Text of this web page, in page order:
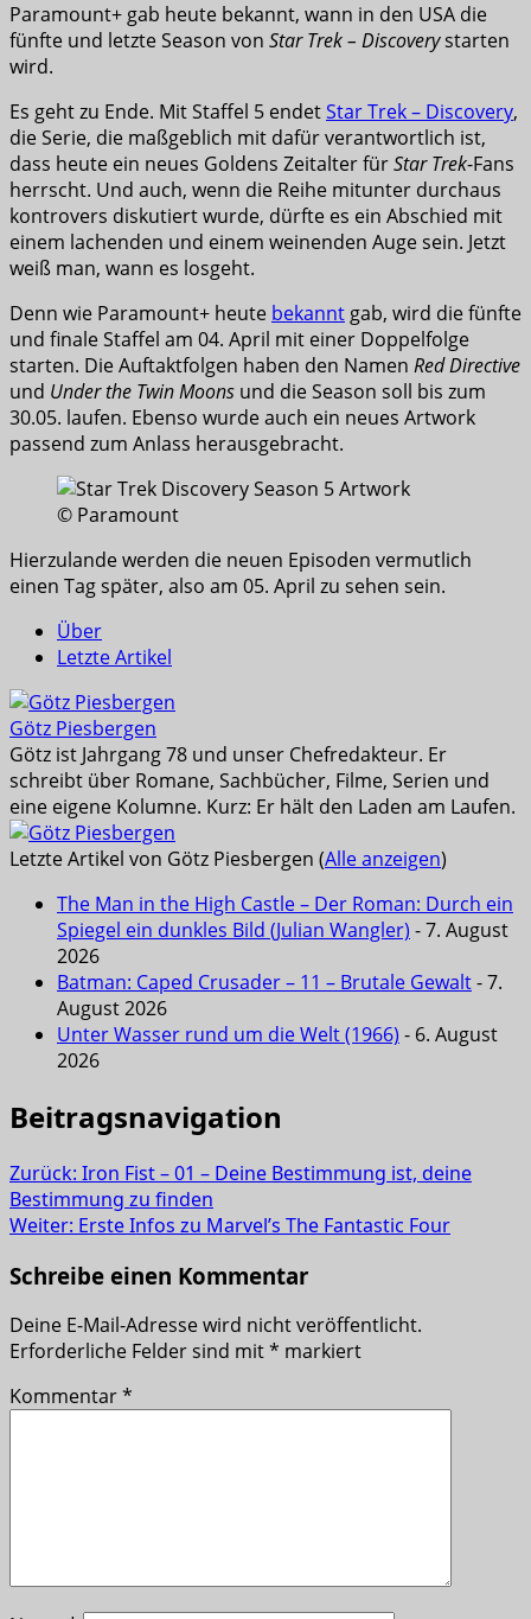
Paramount+ gab heute bekannt, wann in den USA die
fünfte und letzte Season von Star Trek – Discoverystarten
wird.
Es geht zu Ende. Mit Staffel 5 endetStar Trek – Discovery,
die Serie, die maßgeblich mit dafür verantwortlich ist,
dass heute ein neues Goldens Zeitalter fürStar Trek-Fans
herrscht. Und auch, wenn die Reihe mitunter durchaus
kontrovers diskutiert wurde, dürfte es ein Abschied mit
einem lachenden und einem weinenden Auge sein. Jetzt
weiß man, wann es losgeht.
Denn wie Paramount+ heute bekannt gab, wird die fünfte
und finale Staffel am 04. April mit einer Doppelfolge
starten. Die Auftaktfolgen haben den Namen Red Directive
und Under the Twin Moons und die Season soll bis zum
30.05. laufen. Ebenso wurde auch ein neues Artwork
passend zum Anlass herausgebracht.
© Paramount
Hierzulande werden die neuen Episoden vermutlich
einen Tag später, also am 05. April zu sehen sein.
Über
Letzte Artikel
Götz Piesbergen
Götz ist Jahrgang 78 und unser Chefredakteur. Er
schreibt über Romane, Sachbücher, Filme, Serien und
eine eigene Kolumne. Kurz: Er hält den Laden am Laufen.
Letzte Artikel von Götz Piesbergen (Alle anzeigen)
The Man in the High Castle – Der Roman: Durch ein
Spiegel ein dunkles Bild (Julian Wangler) - 7. August
2026
Batman: Caped Crusader – 11 – Brutale Gewalt- 7.
August 2026
Unter Wasser rund um die Welt (1966) - 6. August
2026
Beitragsnavigation
Zurück: Iron Fist – 01 – Deine Bestimmung ist, deine
Bestimmung zu finden
Weiter: Erste Infos zu Marvel’s The Fantastic Four
Schreibe einen Kommentar
Deine E-Mail-Adresse wird nicht veröffentlicht.
Erforderliche Felder sind mit* markiert
Kommentar*